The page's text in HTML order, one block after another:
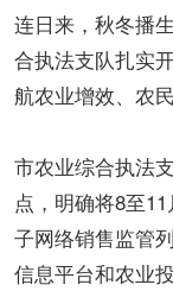
连日来，秋冬播
合执法支队扎实
航农业增效、农民
市农业综合执法
点，明确将8至
子网络销售监管
信息平台和农业